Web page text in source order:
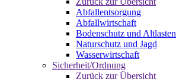
Abfallentsorgung
Abfallwirtschaft
Bodenschutz und Altlasten
Naturschutz und Jagd
Wasserwirtschaft
Sicherheit/Ordnung
Zurück zur Übersicht